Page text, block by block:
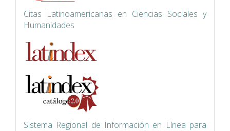
Citas Latinoamericanas en Ciencias Sociales y
Humanidades
Sistema Regional de Información en Línea para